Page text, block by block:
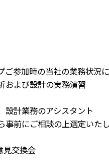
ご参加時の当社の業務状況に
よび設計の実務演習
計業務のアシスタント
事前にご相談の上選定いたし
見交換会